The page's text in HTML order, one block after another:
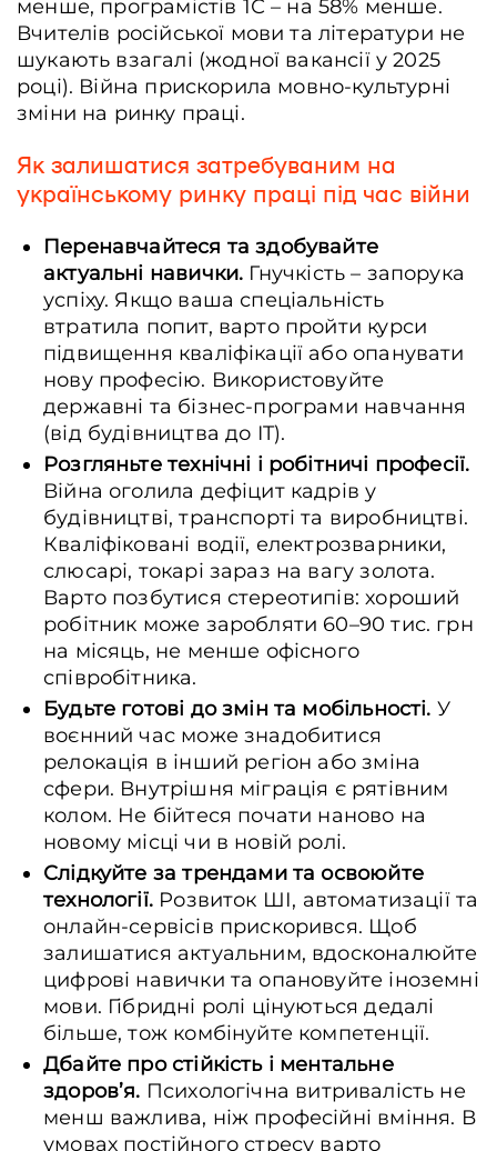
менше, програмістів 1С – на 58% менше.
Вчителів російської мови та літератури не
шукають взагалі (жодної вакансії у 2025
році). Війна прискорила мовно-культурні
зміни на ринку праці.
Як залишатися затребуваним на
українському ринку праці під час війни
Перенавчайтеся та здобувайте
актуальні навички. Гнучкість – запорука
успіху. Якщо ваша спеціальність
втратила попит, варто пройти курси
підвищення кваліфікації або опанувати
нову професію. Використовуйте
державні та бізнес-програми навчання
(від будівництва до IT).
Розгляньте технічні і робітничі професії.
Війна оголила дефіцит кадрів у
будівництві, транспорті та виробництві.
Кваліфіковані водії, електрозварники,
слюсарі, токарі зараз на вагу золота.
Варто позбутися стереотипів: хороший
робітник може заробляти 60–90 тис. грн
на місяць, не менше офісного
співробітника.
Будьте готові до змін та мобільності. У
воєнний час може знадобитися
релокація в інший регіон або зміна
сфери. Внутрішня міграція є рятівним
колом. Не бійтеся почати наново на
новому місці чи в новій ролі.
Слідкуйте за трендами та освоюйте
технології.Розвиток ШІ, автоматизації та
онлайн-сервісів прискорився. Щоб
залишатися актуальним, вдосконалюйте
цифрові навички та опановуйте іноземні
мови. Гібридні ролі цінуються дедалі
більше, тож комбінуйте компетенції.
Дбайте про стійкість і ментальне
здоров’я. Психологічна витривалість не
менш важлива, ніж професійні вміння. В
умовах постійного стресу варто